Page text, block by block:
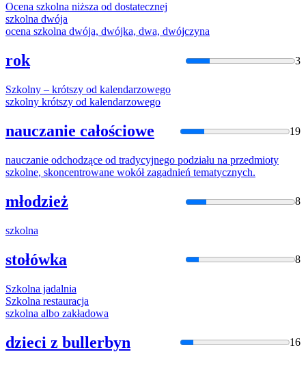
Ocena szkolna niższa od dostatecznej
szkolna dwója
ocena szkolna dwója, dwójka, dwa, dwójczyna
rok 3
Szkolny – krótszy od kalendarzowego
szkolny krótszy od kalendarzowego
nauczanie całościowe 19
nauczanie odchodzące od tradycyjnego podziału na przedmioty
szkolne, skoncentrowane wokół zagadnień tematycznych.
młodzież 8
szkolna
stołówka 8
Szkolna jadalnia
Szkolna restauracja
szkolna albo zakładowa
dzieci z bullerbyn 16